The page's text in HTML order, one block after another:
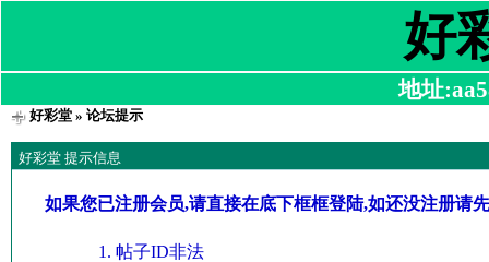
好
地址
好彩堂» 论坛提示
好彩堂 提示信息
如果您已注册会员,请直接在底下框框登陆,如还没注册请
帖子ID非法